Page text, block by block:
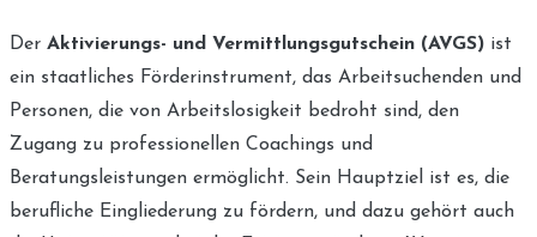
Der Aktivierungs- und Vermittlungsgutschein (AVGS) ist
ein staatliches Förderinstrument, das Arbeitsuchenden und
Personen, die von Arbeitslosigkeit bedroht sind, den
Zugang zu professionellen Coachings und
Beratungsleistungen ermöglicht. Sein Hauptziel ist es, die
berufliche Eingliederung zu fördern, und dazu gehört auch